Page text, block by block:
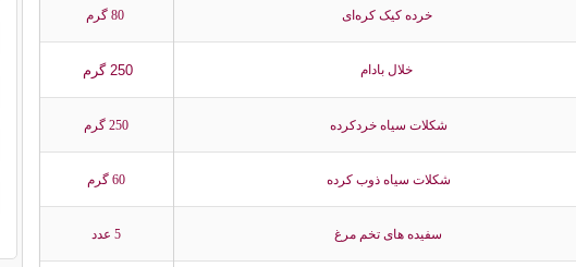
خرده كیک كره‌ای 80 گرم
خلال بادام 250 گرم
شكلات سیاه خردكرده 250 گرم
شكلات سیاه ذوب كرده 60 گرم
سفیده های تخم مرغ 5 عدد